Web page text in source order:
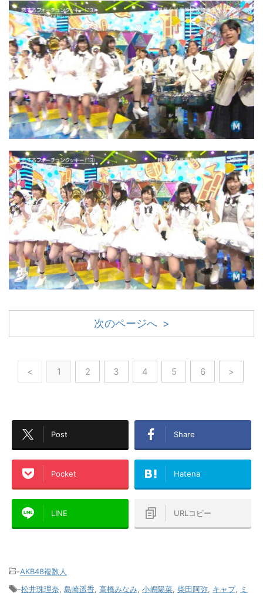
次のページへ >
< 1 2 3 4 5 6 >
Post Share
Pocket Hatena
LINE URLコピー
-AKB48複数人
-松井珠理奈 島崎遥香 高橋みなみ 小嶋陽菜 柴田阿弥 キャプ,
ミ